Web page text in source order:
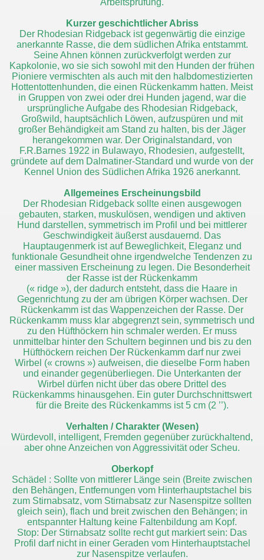
Arbeitsprüfung.
Kurzer geschichtlicher Abriss
Der Rhodesian Ridgeback ist gegenwärtig die einzige
anerkannte Rasse, die dem südlichen Afrika entstammt.
Seine Ahnen können zurückverfolgt werden zur
Kapkolonie, wo sie sich sowohl mit den Hunden der frühen
Pioniere vermischten als auch mit den halbdomestizierten
Hottentottenhunden, die einen Rückenkamm hatten. Meist
in Gruppen von zwei oder drei Hunden jagend, war die
ursprüngliche Aufgabe des Rhodesian Ridgeback,
Großwild, hauptsächlich Löwen, aufzuspüren und mit
großer Behändigkeit am Stand zu halten, bis der Jäger
herangekommen war. Der Originalstandard, von
F.R.Barnes 1922 in Bulawayo, Rhodesien, aufgestellt,
gründete auf dem Dalmatiner-Standard und wurde von der
Kennel Union des Südlichen Afrika 1926 anerkannt.
Allgemeines Erscheinungsbild
Der Rhodesian Ridgeback sollte einen ausgewogen
gebauten, starken, muskulösen, wendigen und aktiven
Hund darstellen, symmetrisch im Profil und bei mittlerer
Geschwindigkeit äußerst ausdauernd. Das
Hauptaugenmerk ist auf Beweglichkeit, Eleganz und
funktionale Gesundheit ohne irgendwelche Tendenzen zu
einer massiven Erscheinung zu legen. Die Besonderheit
der Rasse ist der Rückenkamm
(« ridge »), der dadurch entsteht, dass die Haare in
Gegenrichtung zu der am übrigen Körper wachsen. Der
Rückenkamm ist das Wappenzeichen der Rasse. Der
Rückenkamm muss klar abgegrenzt sein, symmetrisch und
zu den Hüfthöckern hin schmaler werden. Er muss
unmittelbar hinter den Schultern beginnen und bis zu den
Hüfthöckern reichen Der Rückenkamm darf nur zwei
Wirbel (« crowns ») aufweisen, die dieselbe Form haben
und einander gegenüberliegen. Die Unterkanten der
Wirbel dürfen nicht über das obere Drittel des
Rückenkamms hinausgehen. Ein guter Durchschnittswert
für die Breite des Rückenkamms ist 5 cm (2 ’’).
Verhalten / Charakter (Wesen)
Würdevoll, intelligent, Fremden gegenüber zurückhaltend,
aber ohne Anzeichen von Aggressivität oder Scheu.
Oberkopf
Schädel : Sollte von mittlerer Länge sein (Breite zwischen
den Behängen, Entfernungen vom Hinterhauptstachel bis
zum Stirnabsatz, vom Stirnabsatz zur Nasenspitze sollten
gleich sein), flach und breit zwischen den Behängen; in
entspannter Haltung keine Faltenbildung am Kopf.
Stop: Der Stirnabsatz sollte recht gut markiert sein: Das
Profil darf nicht in einer Geraden vom Hinterhauptstachel
zur Nasenspitze verlaufen.